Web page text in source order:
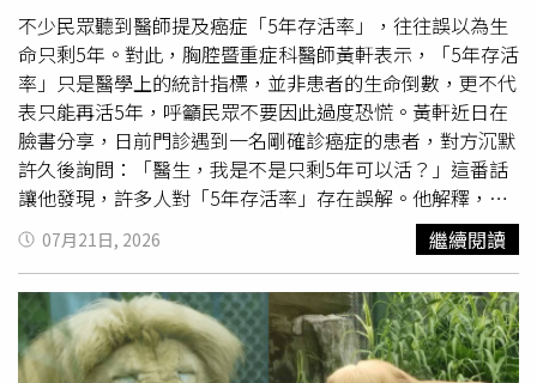
胞突變納入評估，生命的壽命上限便會大幅縮減，證實基因
突變是主導衰老的關鍵核心。研究進一步揭示，人體不同器
官對體細胞突變的耐受度存在巨大差異。以肝臟細胞為例，
其具備極強的再生能力，理論上可順暢替換老舊細胞並持續
運作超過十萬年；相對地，心肌細胞與腦神經細胞屬於「終
末分化細胞」，一旦形成便失去再分裂與增殖的能力。當這
些關鍵細胞因基因突變而受損死亡時，心臟與大腦的功能便
會面臨無法逆轉的衰退，這類無法再生的器官也因此成為決
定人類壽命長短的關鍵瓶頸。對此，未參與研究的一名再生
醫學專家博士提醒，該項研究屬於純粹的數學模型推估，建
立在將其他衰老特徵完全關閉等理想化假設上，實際生物體
內的衰老機制更為複雜且互相影響。不過，這項研究依然為
抗衰老醫學指引了明確方向，強調未來若要突破壽命限制，
不少民眾聽到醫師提及癌症「5年存活率」，往往誤以為生
命只剩5年。對此，胸腔暨重症科醫師黃軒表示，「5年存活
率」只是醫學上的統計指標，並非患者的生命倒數，更不代
表只能再活5年，呼籲民眾不要因此過度恐慌。黃軒近日在
臉書分享，日前門診遇到一名剛確診癌症的患者，對方沉默
許久後詢問：「醫生，我是不是只剩5年可以活？」這番話
讓他發現，許多人對「5年存活率」存在誤解。他解釋，若
某種癌症的5年存活率為80％，代表100名患者中，大約有
80人在確診滿5年時仍然存活，並非每位患者只能活5年。
許多人度過治療與復發高風險期後，仍可正常生活數十年，
甚至完全回歸原本的生活步調。黃軒指出，醫學界之所以常
以5年作為觀察指標，是因為包括乳癌、大腸癌及肺癌等多
數癌症，在完成治療後的前2至5年，是復發風險最高的階
07月21日, 2026 繼續閱讀